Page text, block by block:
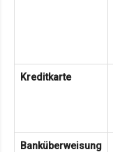
Kreditkarte
Banküberweisung